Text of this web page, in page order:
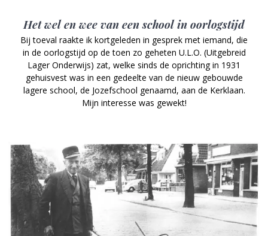
Het wel en wee van een school in oorlogstijd
Bij toeval raakte ik kortgeleden in gesprek met iemand, die
in de oorlogstijd op de toen zo geheten U.L.O. (Uitgebreid
Lager Onderwijs) zat, welke sinds de oprichting in 1931
gehuisvest was in een gedeelte van de nieuw gebouwde
lagere school, de Jozefschool genaamd, aan de Kerklaan.
Mijn interesse was gewekt!